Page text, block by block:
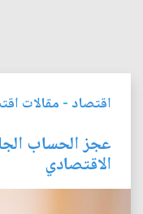
اقتصاد -مقالات
عجز الحساب
الاقتصادي